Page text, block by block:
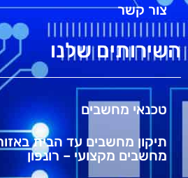
צור קשר
השירותים שלנו
טכנאי מחשבים
תיקון מחשבים עד הבית
מחשבים מקצועי – רונפון